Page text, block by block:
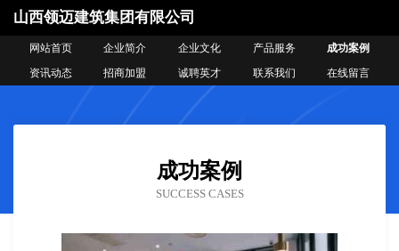
山西领迈建筑集团有限公司
网站首页 企业简介 企业文化 产品服务
成功案例
资讯动态
招商加盟 诚聘英才 联系我们 在线留言
成功案例
SUCCESS CASES